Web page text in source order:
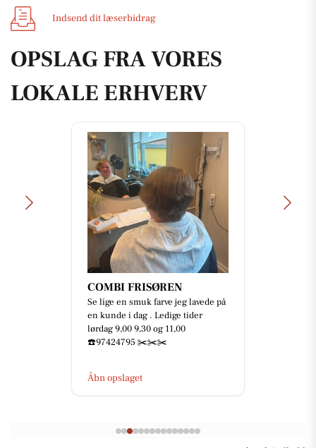
Indsend dit læserbidrag
OPSLAG FRA VORES
LOKALE ERHVERV
Mejrup Kultur- og
Fritidscenter
🥳🎅🏻 JULEFROKOST 2026 🎄🎉
Skal I med til årets fest? 🤩 Der er
netop nu åbent for billetsalget til
Åbn opslaget